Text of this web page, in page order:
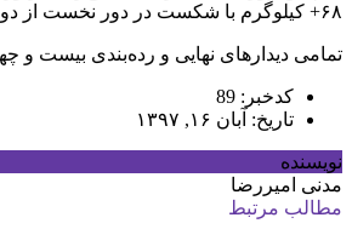
۶۸+ کیلوگرم با شکست در دور نخست از دور رقابت‌ها کنار رفته بودند.
تمامی دیدارهای نهایی و رده‌بندی بیست و چهارمین دوره مسابقات جهانی
کدخبر: 89
تاریخ: آبان ۱۶, ۱۳۹۷
نویسنده
مدنی امیررضا
مطالب مرتبط